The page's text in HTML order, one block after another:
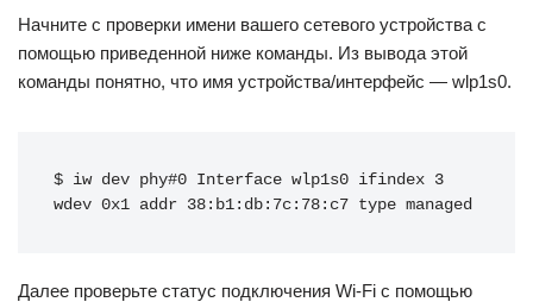
Начните с проверки имени вашего сетевого устройства с
помощью приведенной ниже команды. Из вывода этой
команды понятно, что имя устройства/интерфейс — wlp1s0.
$ iw dev phy#0 Interface wlp1s0 ifindex 3
wdev 0x1 addr 38:b1:db:7c:78:c7 type managed
Далее проверьте статус подключения Wi-Fi с помощью